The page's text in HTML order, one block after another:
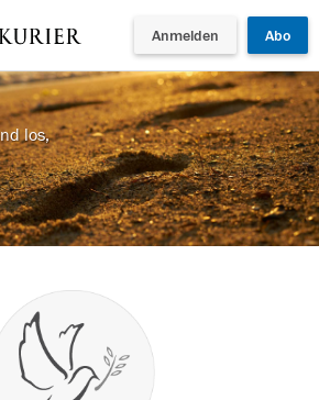
Anmelden Abo
los,